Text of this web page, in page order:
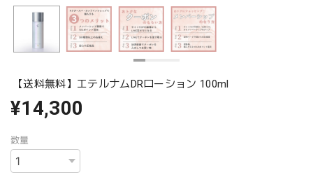
【送料無料】エテルナムDRローション 100ml
¥14,300
数量